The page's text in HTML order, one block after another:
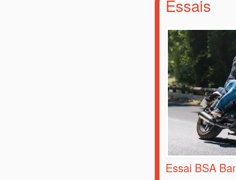
Essais
Essai BSA